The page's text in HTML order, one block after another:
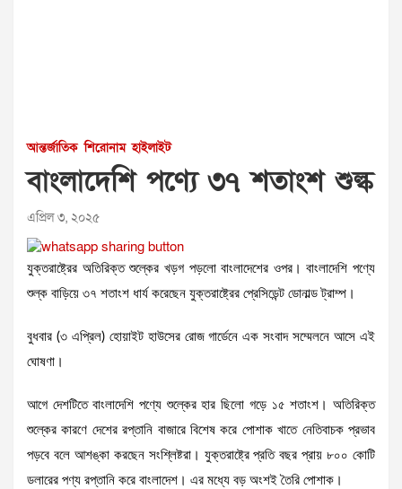
আন্তর্জাতিক শিরোনাম হাইলাইট
বাংলাদেশি পণ্যে ৩৭ শতাংশ শুল্ক
এপ্রিল ৩, ২০২৫
যুক্তরাষ্ট্রের অতিরিক্ত শুল্কের খড়গ পড়লো বাংলাদেশের ওপর। বাংলাদেশি পণ্যে
শুল্ক বাড়িয়ে ৩৭ শতাংশ ধার্য করেছেন যুক্তরাষ্ট্রের প্রেসিডেন্ট ডোনাল্ড ট্রাম্প।
বুধবার (৩ এপ্রিল) হোয়াইট হাউসের রোজ গার্ডেনে এক সংবাদ সম্মেলনে আসে এই
ঘোষণা।
আগে দেশটিতে বাংলাদেশি পণ্যে শুল্কের হার ছিলো গড়ে ১৫ শতাংশ। অতিরিক্ত
শুল্কের কারণে দেশের রপ্তানি বাজারে বিশেষ করে পোশাক খাতে নেতিবাচক প্রভাব
পড়বে বলে আশঙ্কা করছেন সংশ্লিষ্টরা। যুক্তরাষ্ট্রে প্রতি বছর প্রায় ৮০০ কোটি
ডলারের পণ্য রপ্তানি করে বাংলাদেশ। এর মধ্যে বড় অংশই তৈরি পোশাক।